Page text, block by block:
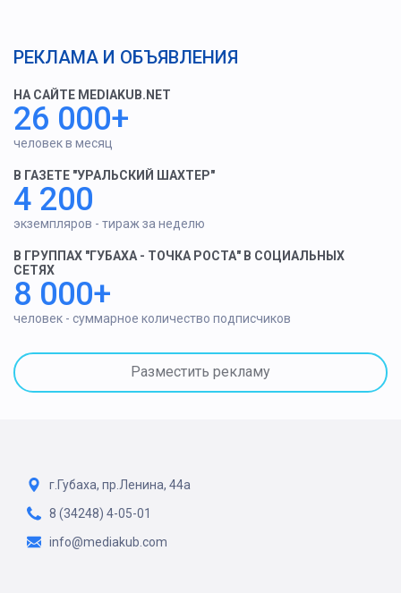
РЕКЛАМА И ОБЪЯВЛЕНИЯ
НА САЙТЕ MEDIAKUB.NET
26 000+
человек в месяц
В ГАЗЕТЕ "УРАЛЬСКИЙ ШАХТЕР"
4 200
экземпляров - тираж за неделю
В ГРУППАХ "ГУБАХА - ТОЧКА РОСТА" В СОЦИАЛЬНЫХ
СЕТЯХ
8 000+
человек - суммарное количество подписчиков
Разместить рекламу
г.Губаха, пр.Ленина, 44а
8 (34248) 4-05-01
info@mediakub.com